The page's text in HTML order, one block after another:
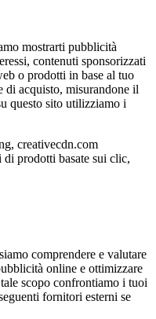
mostrarti pubblicità
contenuti sponsorizzati
o prodotti in base al tuo
di acquisto, misurandone il
questo sito utilizziamo i
creativecdn.com
prodotti basate sui clic,
comprendere e valutare
online e ottimizzare
scopo confrontiamo i tuoi
fornitori esterni se